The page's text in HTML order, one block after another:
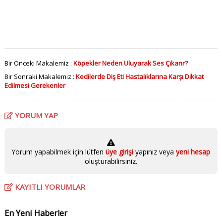
Bir Önceki Makalemiz : Köpekler Neden Uluyarak Ses Çıkarır?
Bir Sonraki Makalemiz : Kedilerde Diş Eti Hastalıklarına Karşı Dikkat
Edilmesi Gerekenler
YORUM YAP
Yorum yapabilmek için lütfenüye girişiyapınız veya yeni hesap
oluşturabilirsiniz.
KAYITLI YORUMLAR
En Yeni Haberler